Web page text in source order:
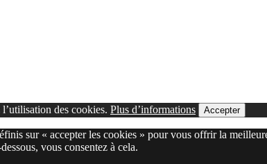
des cookies. Plus d’informations Accepter
sur « accepter les cookies » pour vous offrir la
vous consentez à cela.